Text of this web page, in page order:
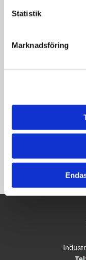
Statistik
Marknadsföring
Meddelande